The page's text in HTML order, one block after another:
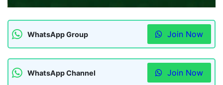
WhatsApp Group Join Now
WhatsApp Channel Join Now